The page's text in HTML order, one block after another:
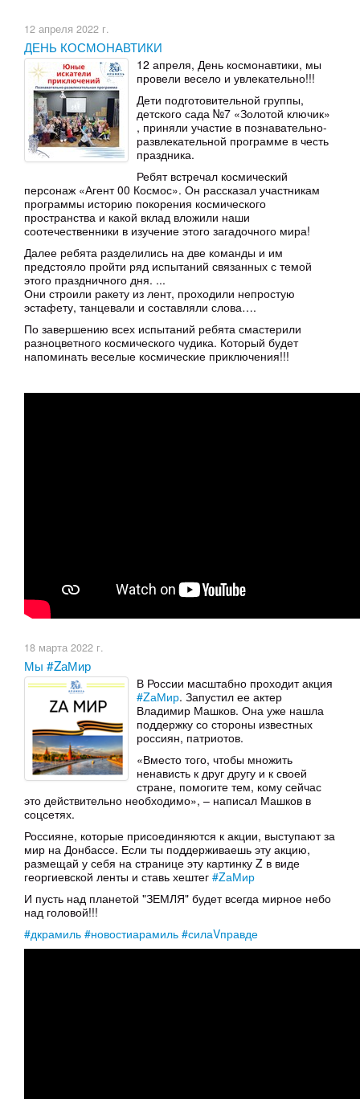
12 апреля 2022 г.
ДЕНЬ КОСМОНАВТИКИ
12 апреля, День космонавтики, мы
провели весело и увлекательно!!!
Дети подготовительной группы,
детского сада №7 «Золотой ключик»
, приняли участие в познавательно-
развлекательной программе в честь
праздника.
Ребят встречал космический
персонаж «Агент 00 Космос». Он рассказал участникам
программы историю покорения космического
пространства и какой вклад вложили наши
соотечественники в изучение этого загадочного мира!
Далее ребята разделились на две команды и им
предстояло пройти ряд испытаний связанных с темой
этого праздничного дня. ...
Они строили ракету из лент, проходили непростую
эстафету, танцевали и составляли слова….
По завершению всех испытаний ребята смастерили
разноцветного космического чудика. Который будет
напоминать веселые космические приключения!!!
18 марта 2022 г.
Мы #ZаМир
В России масштабно проходит акция
#ZаМир. Запустил ее актер
Владимир Машков. Она уже нашла
поддержку со стороны известных
россиян, патриотов.
«Вместо того, чтобы множить
ненависть к друг другу и к своей
стране, помогите тем, кому сейчас
это действительно необходимо», – написал Машков в
соцсетях.
Россияне, которые присоединяются к акции, выступают за
мир на Донбассе. Если ты поддерживаешь эту акцию,
размещай у себя на странице эту картинку Z в виде
георгиевской ленты и ставь хештег #ZаМир
И пусть над планетой "ЗЕМЛЯ" будет всегда мирное небо
над головой!!!
#дкрамиль #новостиарамиль #силаVправде